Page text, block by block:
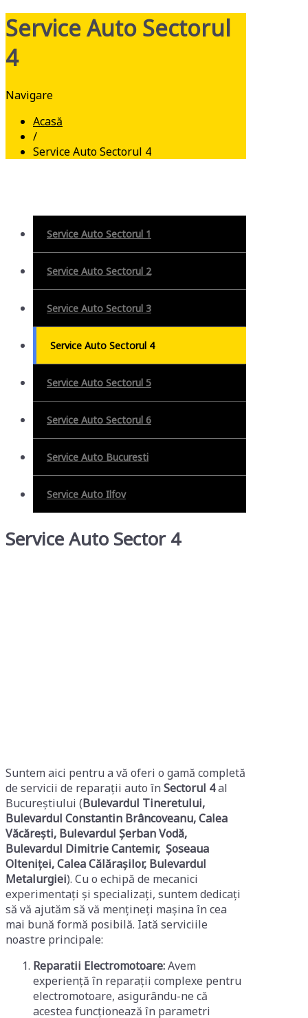
Service Auto Sectorul
4
Navigare
Acasă
/
Service Auto Sectorul 4
Service Auto Sectorul 1
Service Auto Sectorul 2
Service Auto Sectorul 3
Service Auto Sectorul 4
Service Auto Sectorul 5
Service Auto Sectorul 6
Service Auto Bucuresti
Service Auto Ilfov
Service Auto Sector 4
Suntem aici pentru a vă oferi o gamă completă
de servicii de reparații auto în Sectorul 4al
Bucureștiului (Bulevardul Tineretului,
Bulevardul Constantin Brâncoveanu, Calea
Văcărești, Bulevardul Șerban Vodă,
Bulevardul Dimitrie Cantemir, Șoseaua
Olteniței, Calea Călărașilor, Bulevardul
Metalurgiei). Cu o echipă de mecanici
experimentați și specializați, suntem dedicați
să vă ajutăm să vă mențineți mașina în cea
mai bună formă posibilă. Iată serviciile
noastre principale:
Reparatii Electromotoare:Avem
experiență în reparații complexe pentru
electromotoare, asigurându-ne că
acestea funcționează în parametri